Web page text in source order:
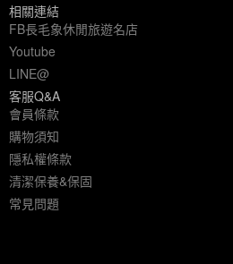
相關連結
FB長毛象休閒旅遊名店
Youtube
LINE@
客服Q&A
會員條款
購物須知
隱私權條款
清潔保養&保固
常見問題